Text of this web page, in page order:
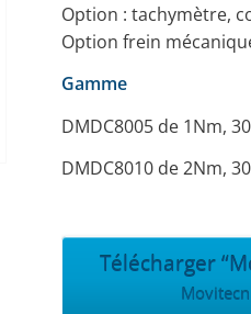
Option : tachymètre,
Option frein
Gamme
DMDC8005 de 1Nm,
DMDC8010 de 2Nm,
Télécharger